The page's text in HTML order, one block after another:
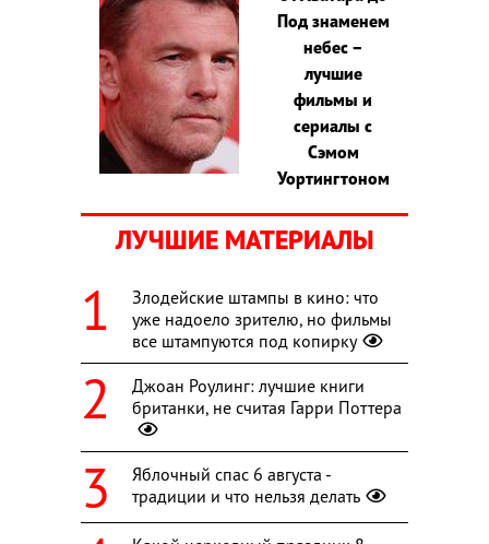
Под знаменем
небес –
лучшие
фильмы и
сериалы с
Сэмом
Уортингтоном
ЛУЧШИЕ МАТЕРИАЛЫ
Злодейские штампы в кино: что
уже надоело зрителю, но фильмы
все штампуются под копирку
Джоан Роулинг: лучшие книги
британки, не считая Гарри Поттера
Яблочный спас 6 августа -
традиции и что нельзя делать